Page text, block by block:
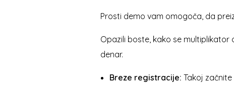
Prosti demo vam omogoča, da
Opazili boste, kako se multiplikator
denar.
Breze registracije: Takoj začnite